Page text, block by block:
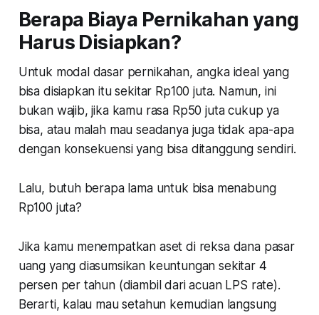
Berapa Biaya Pernikahan yang
Harus Disiapkan?
Untuk modal dasar pernikahan, angka ideal yang
bisa disiapkan itu sekitar Rp100 juta. Namun, ini
bukan wajib, jika kamu rasa Rp50 juta cukup ya
bisa, atau malah mau seadanya juga tidak apa-apa
dengan konsekuensi yang bisa ditanggung sendiri.
Lalu, butuh berapa lama untuk bisa menabung
Rp100 juta?
Jika kamu menempatkan aset di reksa dana pasar
uang yang diasumsikan keuntungan sekitar 4
persen per tahun (diambil dari acuan LPS rate).
Berarti, kalau mau setahun kemudian langsung